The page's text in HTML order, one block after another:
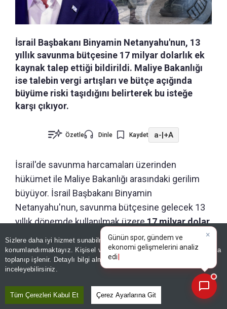
Sizlere daha iyi hizmet sunabilmek adına sitemizdeçerez
konumlandırmaktayız. Kişisel verileriniz, KVKK ve GDPR kapsamında
toplanıp işlenir. Detaylı bilgi almak için
inceleyebilirsiniz.
Tüm Çerezleri Kabul Et Çerez Ayarlarına Git
İsrail Başbakanı Binyamin Netanyahu'nun, 13
yıllık savunma bütçesine 17 milyar dolarlık ek
kaynak talep ettiği bildirildi. Maliye Bakanlığı
ise talebin vergi artışları ve bütçe açığında
büyüme riski taşıdığını belirterek bu isteğe
karşı çıkıyor.
Özetle Dinle Kaydet a-|+A
İsrail'de savunma harcamaları üzerinden
hükümet ile Maliye Bakanlığı arasındaki gerilim
büyüyor. İsrail Başbakanı Binyamin
Netanyahu'nun, savunma bütçesine gelecek 13
yıllık dönemde kullanılmak üzere17 milyar dolar
eklenmesini
istediği öne sürüldü.
İsrail basınında yer alan haberlere göre
Netanyahu, söz konusu kaynağın 27 Ekim'de
yapılması planlanan seçimler öncesinde
Savunma Bakanlığı'na aktarılmasını talep etti.
×
Günün spor, gündem ve
ekonomi gelişmelerini analiz
edin!